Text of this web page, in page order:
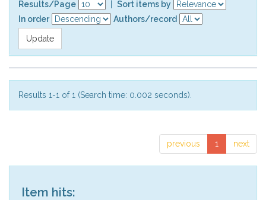
Results/Page
Sort items by
In order
Authors/record
Results 1-1 of 1 (Search time: 0.002 seconds).
previous 1 next
Item hits: